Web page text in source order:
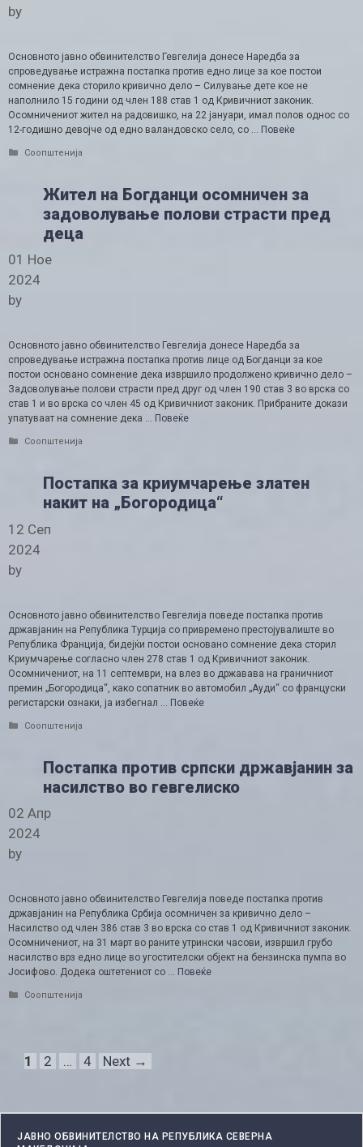
by
Основното јавно обвинителство Гевгелија донесе Наредба за
спроведување истражна постапка против едно лице за кое постои
сомнение дека сторило кривично дело – Силување дете кое не
наполнило 15 години од член 188 став 1 од Кривичниот законик.
Осомничениот жител на радовишко, на 22 јануари, имал полов однос со
12-годишно девојче од едно валандовско село, со … Повеќе
Categories
Соопштенија
Жител на Богданци осомничен за
задоволување полови страсти пред
деца
01 Ное
2024
by
Основното јавно обвинителство Гевгелија донесе Наредба за
спроведување истражна постапка против лице од Богданци за кое
постои основано сомнение дека извршило продолжено кривично дело –
Задоволување полови страсти пред друг од член 190 став 3 во врска со
став 1 и во врска со член 45 од Кривичниот законик. Прибраните докази
упатуваат на сомнение дека … Повеќе
Categories
Соопштенија
Постапка за криумчарење златен
накит на „Богородица“
12 Сеп
2024
by
Основното јавно обвинителство Гевгелија поведе постапка против
државјанин на Република Турција со привремено престојувалиште во
Република Франција, бидејќи постои основано сомнение дека сторил
Криумчарење согласно член 278 став 1 од Кривичниот законик.
Осомничениот, на 11 септември, на влез во државава на граничниот
премин „Богородица“, како сопатник во автомобил „Ауди“ со француски
регистарски ознаки, ја избегнал … Повеќе
Categories
Соопштенија
Постапка против српски државјанин за
насилство во гевгелиско
02 Апр
2024
by
Основното јавно обвинителство Гевгелија поведе постапка против
државјанин на Република Србија осомничен за кривично дело –
Насилство од член 386 став 3 во врска со став 1 од Кривичниот законик.
Осомничениот, на 31 март во раните утрински часови, извршил грубо
насилство врз едно лице во угостителски објект на бензинска пумпа во
Јосифово. Додека оштетениот со … Повеќе
Categories
Соопштенија
Page
1 Page
2 … Page
4 Next →
ЈАВНО ОБВИНИТЕЛСТВО НА РЕПУБЛИКА СЕВЕРНА